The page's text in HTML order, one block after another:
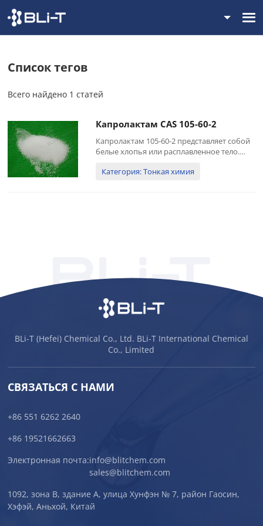
Список тегов
Всего найдено 1 статей
Капролактам CAS 105-60-2
Капролактам 105-60-2 представляет собой
белые хлопья или расплавленное тело.
растворителях, нефтяных углеводородах,
Категория: Тонкая химия
BLi-T (Hefei) Chemical Co., Ltd. BLi-T International Chemical
Co., Limited
СВЯЗАТЬСЯ С НАМИ
+86 551 6262 2640
+86 19521662663
Электронная почта:info@blitchem.com
sales@blitchem.com
1092, зона B, здание A, улица Хунфэн № 7, район Гаосин,
Хэфэй, Аньхой, Китай